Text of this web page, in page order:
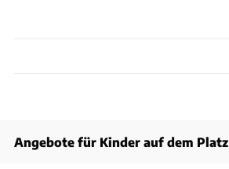
Angebote für Kinder auf dem Platz